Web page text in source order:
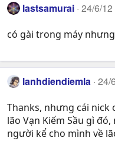
lastsamurai 24/6/12
có gài trong máy
lanhdiendiemla 24/
Thanks, nhưng cái nick
lão Vạn Kiếm Sầu gì
người kể cho mình về